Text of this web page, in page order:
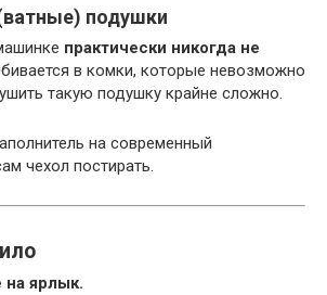
подушки
практически никогда не
в комки, которые невозможно
такую подушку крайне сложно.
на современный
чехол постирать.
на ярлык.